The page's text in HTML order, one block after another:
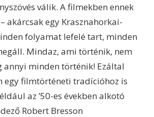
válik. A filmekben ennek
akárcsak egy Krasznahorkai-
folyamat lefelé tart, minden
Mindaz, ami történik, nem
annyi minden történik! Ezáltal
egy filmtörténeti tradícióhoz is
az ’50-es években alkotó
Robert Bresson